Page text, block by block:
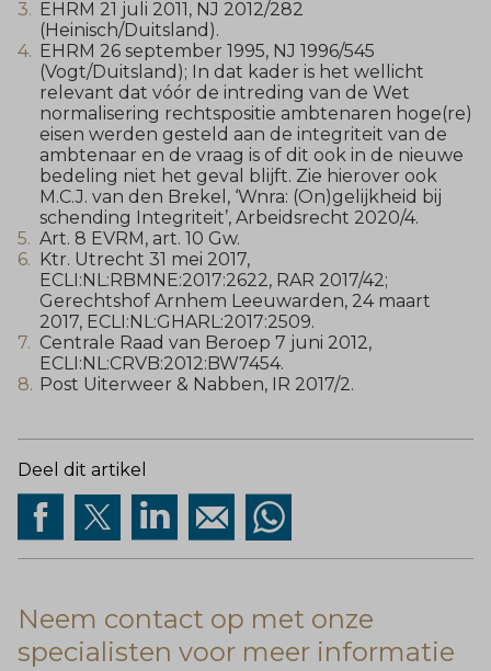
EHRM 21 juli 2011, NJ 2012/282
(Heinisch/Duitsland).
EHRM 26 september 1995, NJ 1996/545
(Vogt/Duitsland); In dat kader is het wellicht
relevant dat vóór de intreding van de Wet
normalisering rechtspositie ambtenaren hoge(re)
eisen werden gesteld aan de integriteit van de
ambtenaar en de vraag is of dit ook in de nieuwe
bedeling niet het geval blijft. Zie hierover ook
M.C.J. van den Brekel, ‘Wnra: (On)gelijkheid bij
schending Integriteit’, Arbeidsrecht 2020/4.
Art. 8 EVRM, art. 10 Gw.
Ktr. Utrecht 31 mei 2017,
ECLI:NL:RBMNE:2017:2622, RAR 2017/42;
Gerechtshof Arnhem Leeuwarden, 24 maart
2017, ECLI:NL:GHARL:2017:2509.
Centrale Raad van Beroep 7 juni 2012,
ECLI:NL:CRVB:2012:BW7454.
Post Uiterweer & Nabben, IR 2017/2.
Deel dit artikel
Neem contact op met onze
specialisten voor meer informatie